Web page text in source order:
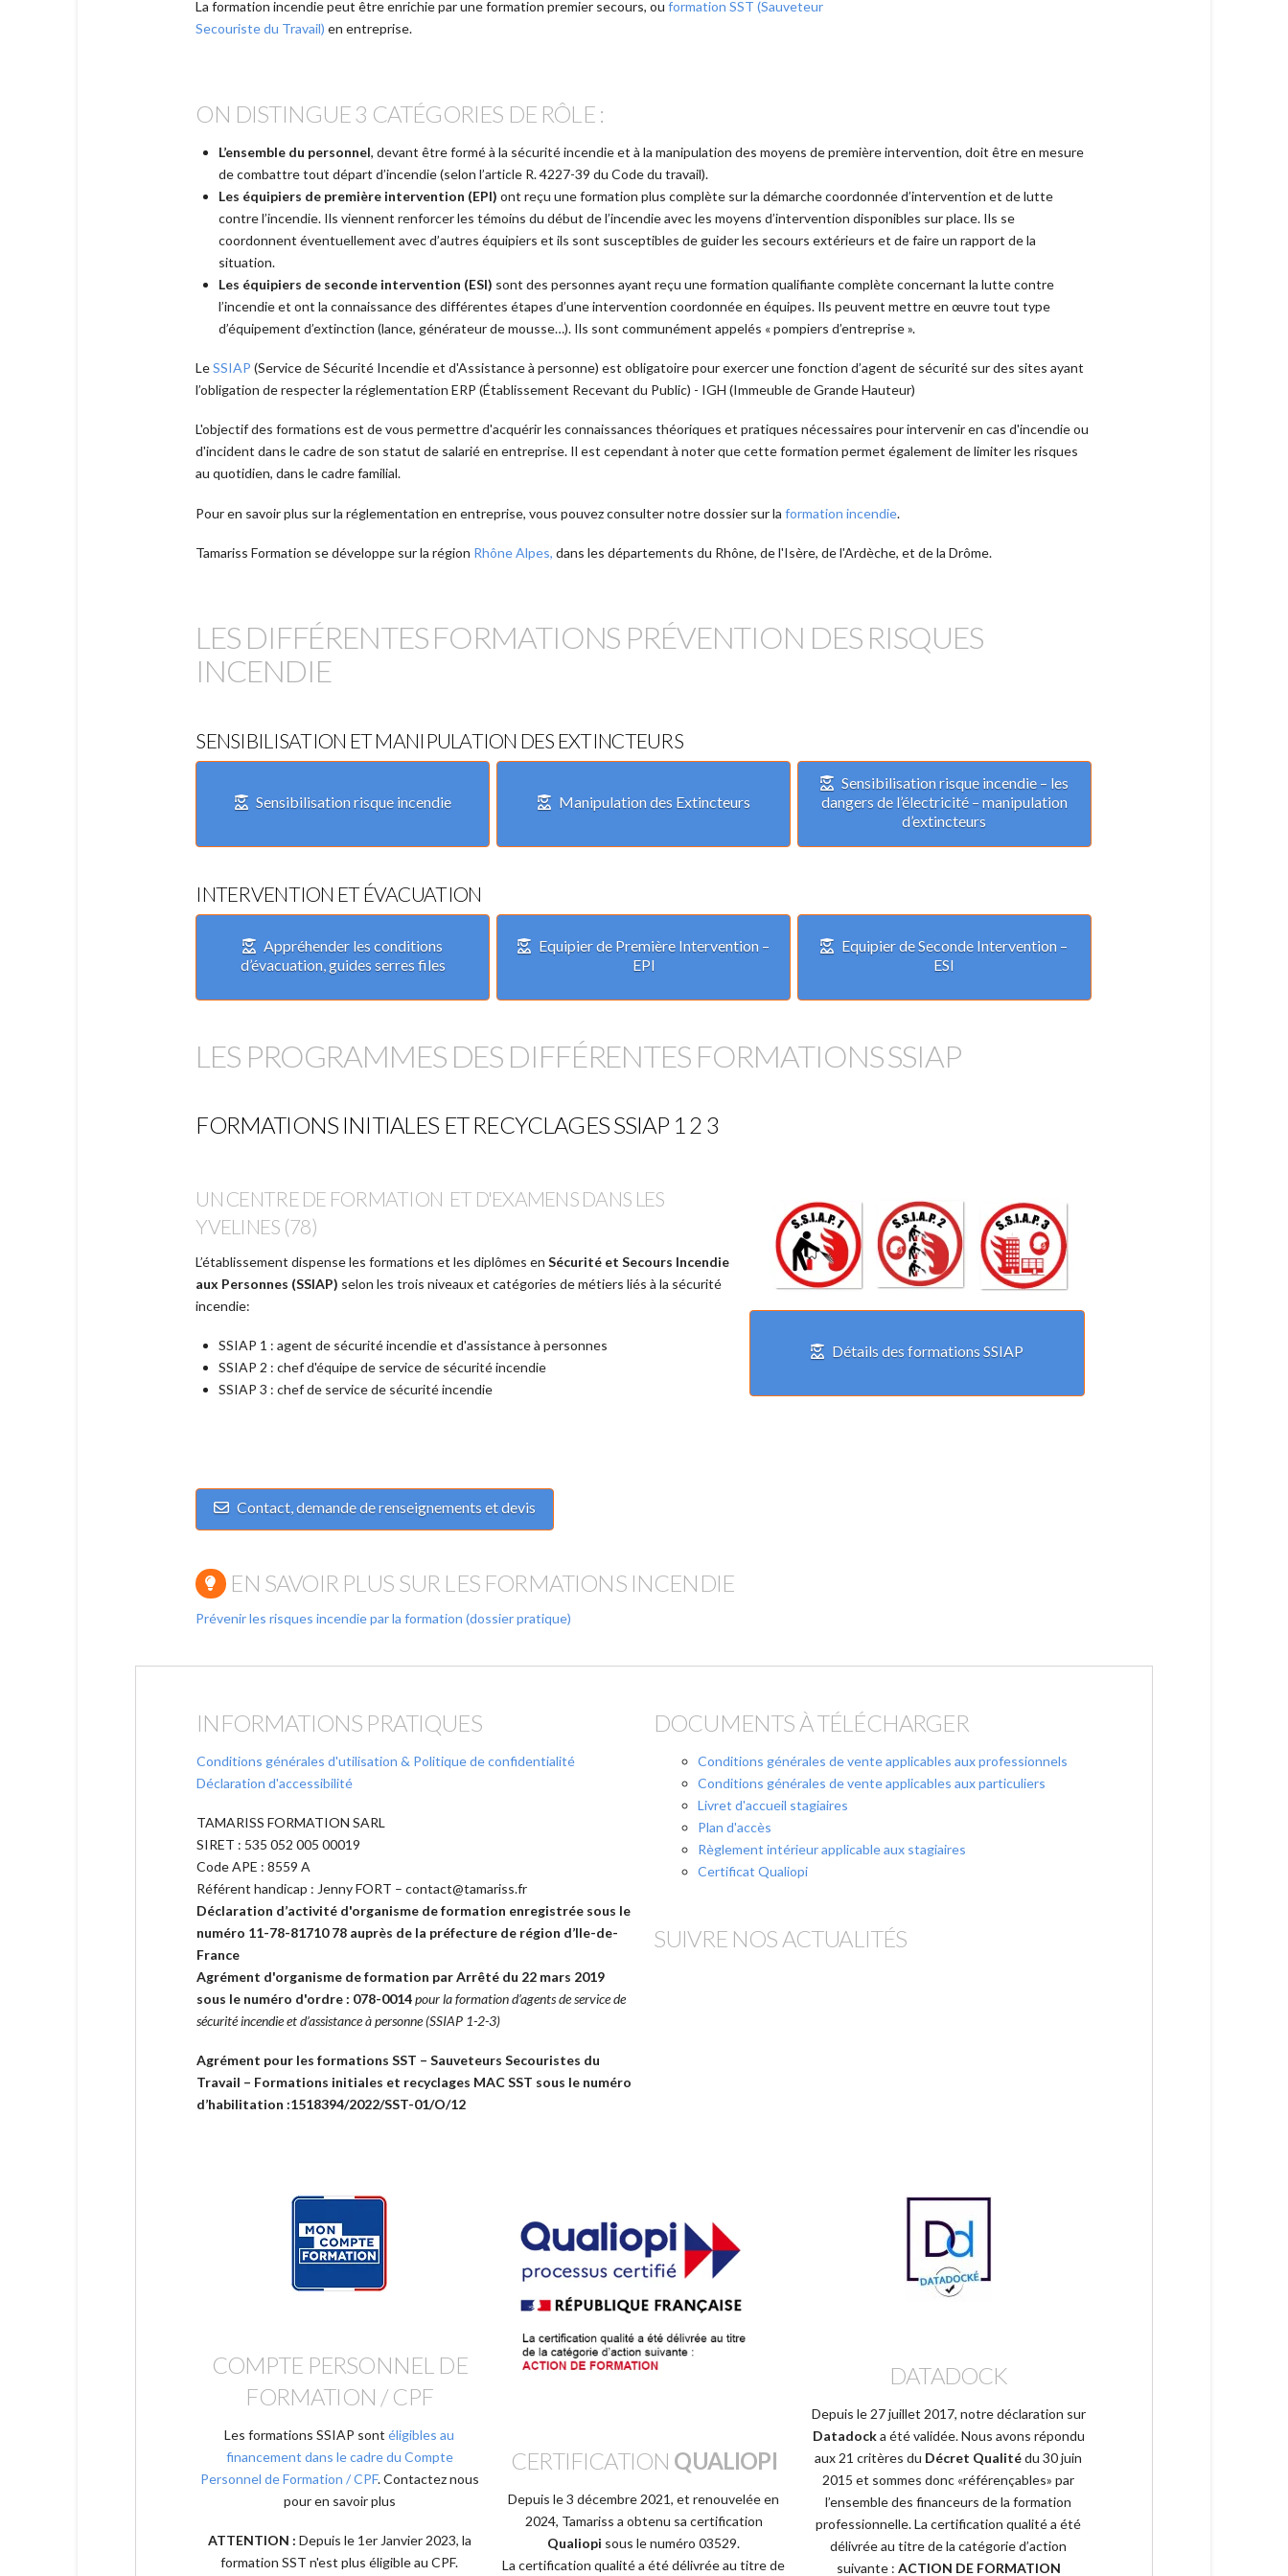
La formation incendie peut être enrichie par une formation premier secours, ouformation SST (Sauveteur
Secouriste du Travail) en entreprise.
ON DISTINGUE 3 CATÉGORIES DE RÔLE :
L’ensemble du personnel, devant être formé à la sécurité incendie et à la manipulation des moyens de première intervention, doit être en mesure
de combattre tout départ d’incendie (selon l’article R. 4227-39 du Code du travail).
Les équipiers de première intervention (EPI) ont reçu une formation plus complète sur la démarche coordonnée d’intervention et de lutte
contre l’incendie. Ils viennent renforcer les témoins du début de l’incendie avec les moyens d’intervention disponibles sur place. Ils se
coordonnent éventuellement avec d’autres équipiers et ils sont susceptibles de guider les secours extérieurs et de faire un rapport de la
situation.
Les équipiers de seconde intervention (ESI) sont des personnes ayant reçu une formation qualifiante complète concernant la lutte contre
l’incendie et ont la connaissance des différentes étapes d’une intervention coordonnée en équipes. Ils peuvent mettre en œuvre tout type
d’équipement d’extinction (lance, générateur de mousse…). Ils sont communément appelés « pompiers d’entreprise ».
LeSSIAP (Service de Sécurité Incendie et d'Assistance à personne) est obligatoire pour exercer une fonction d’agent de sécurité sur des sites ayant
l’obligation de respecter la réglementation ERP (Établissement Recevant du Public) - IGH (Immeuble de Grande Hauteur)
L'objectif des formations est de vous permettre d'acquérir les connaissances théoriques et pratiques nécessaires pour intervenir en cas d'incendie ou
d'incident dans le cadre de son statut de salarié en entreprise. Il est cependant à noter que cette formation permet également de limiter les risques
au quotidien, dans le cadre familial.
Pour en savoir plus sur la réglementation en entreprise, vous pouvez consulter notre dossier sur laformation incendie.
Tamariss Formation se développe sur la région Rhône Alpes, dans les départements du Rhône, de l'Isère, de l'Ardèche, et de la Drôme.
LES DIFFÉRENTES FORMATIONS PRÉVENTION DES RISQUES
INCENDIE
SENSIBILISATION ET MANIPULATION DES EXTINCTEURS
Sensibilisation risque incendie Manipulation des Extincteurs
Sensibilisation risque incendie – les
dangers de l’électricité – manipulation
d’extincteurs
INTERVENTION ET ÉVACUATION
Appréhender les conditions
d’évacuation, guides serres files
Equipier de Première Intervention –
EPI
Equipier de Seconde Intervention –
ESI
LES PROGRAMMES DES DIFFÉRENTES FORMATIONS SSIAP
FORMATIONS INITIALES ET RECYCLAGES SSIAP 1 2 3
UN CENTRE DE FORMATION ET D'EXAMENS DANS LES
YVELINES (78)
L’établissement dispense les formations et les diplômes enSécurité et Secours Incendie
aux Personnes (SSIAP) selon les trois niveaux et catégories de métiers liés à la sécurité
incendie:
SSIAP 1 : agent de sécurité incendie et d'assistance à personnes
SSIAP 2 : chef d'équipe de service de sécurité incendie
SSIAP 3 : chef de service de sécurité incendie
Détails des formations SSIAP
Contact, demande de renseignements et devis
EN SAVOIR PLUS SUR LES FORMATIONS INCENDIE
Prévenir les risques incendie par la formation (dossier pratique)
INFORMATIONS PRATIQUES
Conditions générales d'utilisation & Politique de confidentialité
Déclaration d'accessibilité
TAMARISS FORMATION SARL
SIRET : 535 052 005 00019
Code APE : 8559 A
Référent handicap : Jenny FORT – contact@tamariss.fr
Déclaration d’activité d'organisme de formation enregistrée sous le
numéro 11-78-81710 78 auprès de la préfecture de région d’Ile-de-
France
Agrément d'organisme de formation par Arrêté du 22 mars 2019
sous le numéro d'ordre : 078-0014pour la formation d’agents de service de
sécurité incendie et d’assistance à personne (SSIAP 1-2-3)
Agrément pour les formations SST – Sauveteurs Secouristes du
Travail – Formations initiales et recyclages MAC SST sous le numéro
d’habilitation :1518394/2022/SST-01/O/12
DOCUMENTS À TÉLÉCHARGER
Conditions générales de vente applicables aux professionnels
Conditions générales de vente applicables aux particuliers
Livret d'accueil stagiaires
Plan d'accès
Règlement intérieur applicable aux stagiaires
Certificat Qualiopi
SUIVRE NOS ACTUALITÉS
COMPTE PERSONNEL DE
FORMATION / CPF
Les formations SSIAP sontéligibles au
financement dans le cadre du Compte
Personnel de Formation / CPF. Contactez nous
pour en savoir plus
ATTENTION : Depuis le 1er Janvier 2023, la
formation SST n'est plus éligible au CPF.
CERTIFICATION QUALIOPI
Depuis le 3 décembre 2021, et renouvelée en
2024, Tamariss a obtenu sa certification
Qualiopi sous le numéro 03529.
La certification qualité a été délivrée au titre de
DATADOCK
Depuis le 27 juillet 2017, notre déclaration sur
Datadocka été validée. Nous avons répondu
aux 21 critères du Décret Qualitédu 30 juin
2015 et sommes donc «référençables» par
l’ensemble des financeurs de la formation
professionnelle. La certification qualité a été
délivrée au titre de la catégorie d’action
suivante : ACTION DE FORMATION